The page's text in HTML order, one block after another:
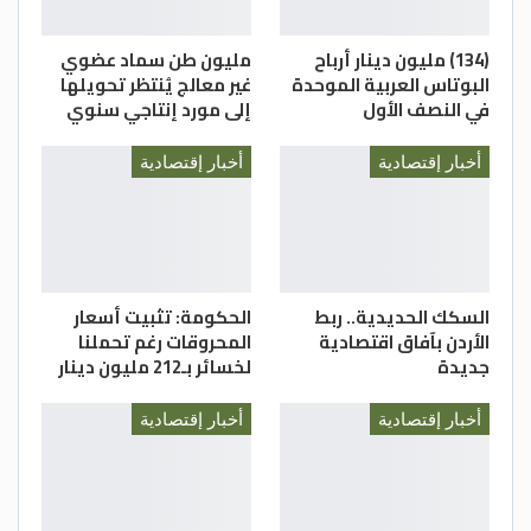
العباسي، وجمال قموه، وعثمان مخادمة،
ومحمد المحارمة، وإبراهيم الطراونة،
وعبدالناصر الخصاونة، ووصفي حداد.
(134) مليون دينار أرباح
البوتاس العربية الموحدة
في النصف الأول
مليون طن سماد عضوي
غير معالج يُنتظر تحويلها
إلى مورد إنتاجي سنوي
أخبار إقتصادية
السكك الحديدية.. ربط
الأردن بآفاق اقتصادية
جديدة
أخبار إقتصادية
الحكومة: تثبيت أسعار
المحروقات رغم تحملنا
لخسائر بـ212 مليون دينار
أخبار إقتصادية أخبار إقتصادية